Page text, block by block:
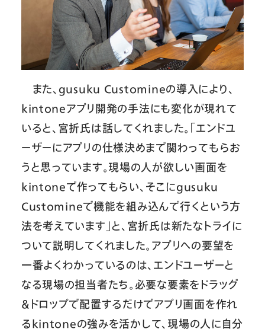
また、gusuku Customineの導入により、
kintoneアプリ開発の手法にも変化が現れて
いると、宮折氏は話してくれました。「エンドユ
ーザーにアプリの仕様決めまで関わってもらお
うと思っています。現場の人が欲しい画面を
kintoneで作ってもらい、そこにgusuku
Customineで機能を組み込んで行くという方
法を考えています」と、宮折氏は新たなトライに
ついて説明してくれました。アプリへの要望を
一番よくわかっているのは、エンドユーザーと
なる現場の担当者たち。必要な要素をドラッグ
＆ドロップで配置するだけでアプリ画面を作れ
るkintoneの強みを活かして、現場の人に自分